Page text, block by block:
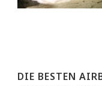
DIE BESTEN